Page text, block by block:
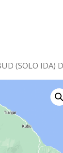
(SOLO IDA)